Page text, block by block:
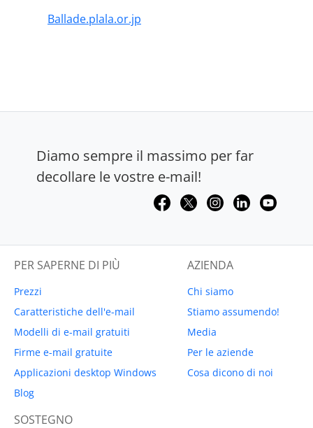
Ballade.plala.or.jp
Diamo sempre il massimo per far
decollare le vostre e-mail!
PER SAPERNE DI PIÙ
Prezzi
Caratteristiche dell'e-mail
Modelli di e-mail gratuiti
Firme e-mail gratuite
Applicazioni desktop Windows
Blog
AZIENDA
Chi siamo
Stiamo assumendo!
Media
Per le aziende
Cosa dicono di noi
SOSTEGNO